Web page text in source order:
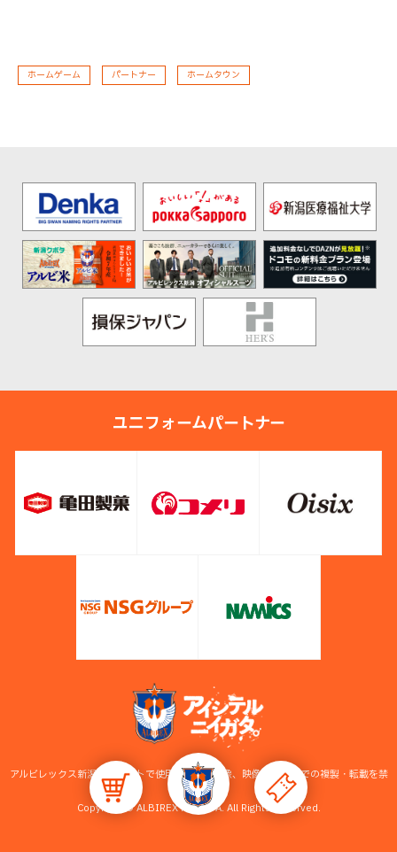
ホームゲーム パートナー ホームタウン
ユニフォームパートナー
アルビレックス新潟公式サイトで使用している画像、映像等の無断での複製・転載を禁
止します。
Copyright © ALBIREX NIIGATA. All Rights Reserved.